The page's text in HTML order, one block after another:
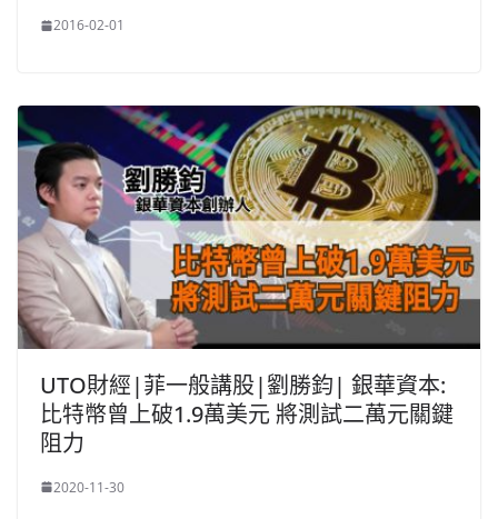
2016-02-01
UTO財經|菲一般講股|劉勝鈞| 銀華資本:
比特幣曾上破1.9萬美元 將測試二萬元關鍵
阻力
2020-11-30